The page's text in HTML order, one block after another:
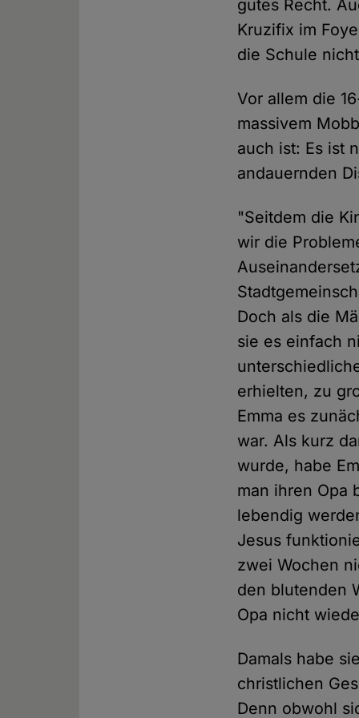
gutes Recht.
Kruzifix im
die Schule
Vor allem die
massivem
auch ist: Es ist
andauernden
"Seitdem die
wir die
Doch als die
sie es einfach
erhielten, zu
Emma es
war. Als kurz
wurde, habe
man ihren Opa
lebendig
Jesus
zwei Wochen
den blutenden
Opa nicht
Damals habe
christlichen
Denn obwohl